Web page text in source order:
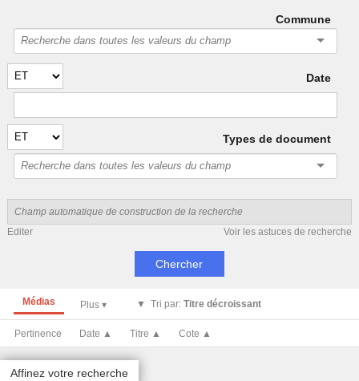
Commune
Date
Types de document
Editer Voir les astuces de recherche
Médias Tri par: Titre décroissant
Pertinence Date ▲ Titre ▲ Cote ▲
Affinez votre recherche